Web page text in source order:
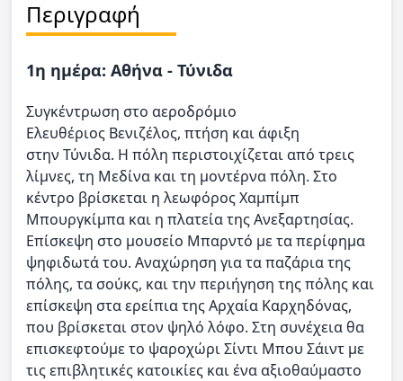
Περιγραφή
1η ημέρα: Αθήνα - Τύνιδα
Συγκέντρωση στο αεροδρόμιο
Ελευθέριος Βενιζέλος, πτήση και άφιξη
στην Τύνιδα. Η πόλη περιστοιχίζεται από τρεις
λίμνες, τη Μεδίνα και τη μοντέρνα πόλη. Στο
κέντρο βρίσκεται η λεωφόρος Χαμπίμπ
Μπουργκίμπα και η πλατεία της Ανεξαρτησίας.
Επίσκεψη στο μουσείο Μπαρντό με τα περίφημα
ψηφιδωτά του. Αναχώρηση για τα παζάρια της
πόλης, τα σούκς, και την περιήγηση της πόλης και
επίσκεψη στα ερείπια της Αρχαία Καρχηδόνας,
που βρίσκεται στον ψηλό λόφο. Στη συνέχεια θα
επισκεφτούμε το ψαροχώρι Σίντι Μπου Σάιντ με
τις επιβλητικές κατοικίες και ένα αξιοθαύμαστο